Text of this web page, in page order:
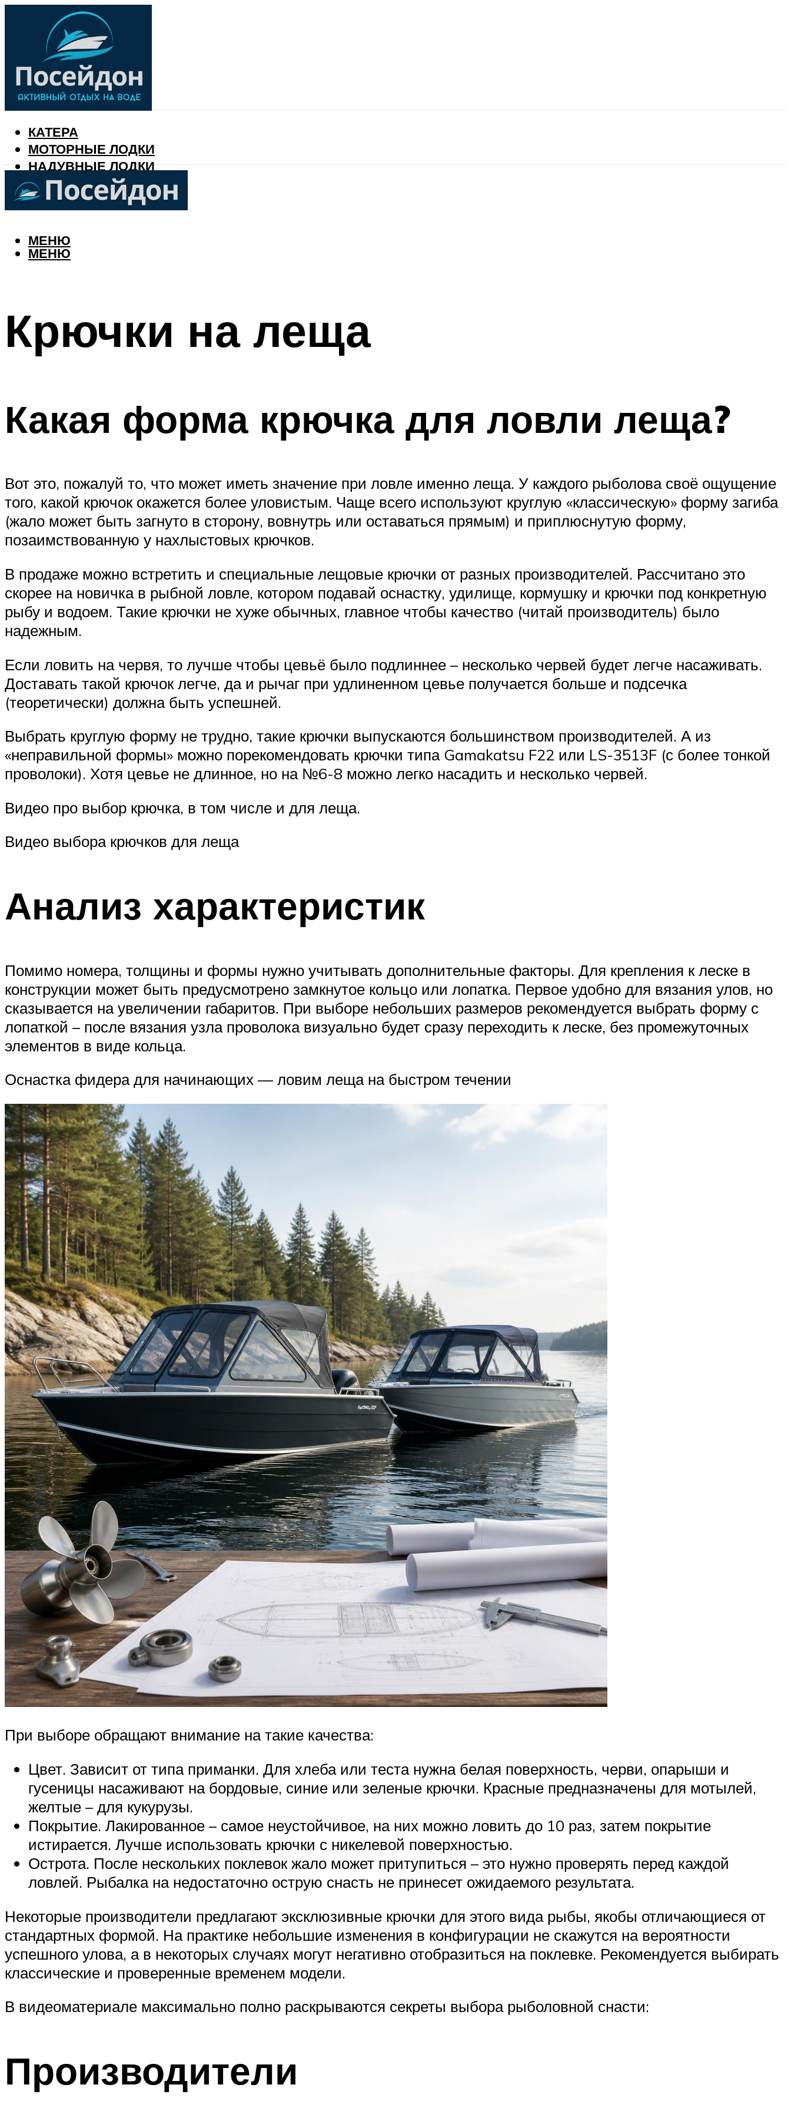
КАТЕРА
МОТОРНЫЕ ЛОДКИ
НАДУВНЫЕ ЛОДКИ
РЫБАЛКА
КАЛЕНДАРЬ РЫБАКА
МЕНЮ
МЕНЮ
Крючки на леща
Какая форма крючка для ловли леща?
Вот это, пожалуй то, что может иметь значение при ловле именно леща. У каждого рыболова своё ощущение
того, какой крючок окажется более уловистым. Чаще всего используют круглую «классическую» форму загиба
(жало может быть загнуто в сторону, вовнутрь или оставаться прямым) и приплюснутую форму,
позаимствованную у нахлыстовых крючков.
В продаже можно встретить и специальные лещовые крючки от разных производителей. Рассчитано это
скорее на новичка в рыбной ловле, котором подавай оснастку, удилище, кормушку и крючки под конкретную
рыбу и водоем. Такие крючки не хуже обычных, главное чтобы качество (читай производитель) было
надежным.
Если ловить на червя, то лучше чтобы цевьё было подлиннее – несколько червей будет легче насаживать.
Доставать такой крючок легче, да и рычаг при удлиненном цевье получается больше и подсечка
(теоретически) должна быть успешней.
Выбрать круглую форму не трудно, такие крючки выпускаются большинством производителей. А из
«неправильной формы» можно порекомендовать крючки типа Gamakatsu F22 или LS-3513F (с более тонкой
проволоки). Хотя цевье не длинное, но на №6-8 можно легко насадить и несколько червей.
Видео про выбор крючка, в том числе и для леща.
Видео выбора крючков для леща
Анализ характеристик
Помимо номера, толщины и формы нужно учитывать дополнительные факторы. Для крепления к леске в
конструкции может быть предусмотрено замкнутое кольцо или лопатка. Первое удобно для вязания улов, но
сказывается на увеличении габаритов. При выборе небольших размеров рекомендуется выбрать форму с
лопаткой – после вязания узла проволока визуально будет сразу переходить к леске, без промежуточных
элементов в виде кольца.
Оснастка фидера для начинающих — ловим леща на быстром течении
При выборе обращают внимание на такие качества:
Цвет. Зависит от типа приманки. Для хлеба или теста нужна белая поверхность, черви, опарыши и
гусеницы насаживают на бордовые, синие или зеленые крючки. Красные предназначены для мотылей,
желтые – для кукурузы.
Покрытие. Лакированное – самое неустойчивое, на них можно ловить до 10 раз, затем покрытие
истирается. Лучше использовать крючки с никелевой поверхностью.
Острота. После нескольких поклевок жало может притупиться – это нужно проверять перед каждой
ловлей. Рыбалка на недостаточно острую снасть не принесет ожидаемого результата.
Некоторые производители предлагают эксклюзивные крючки для этого вида рыбы, якобы отличающиеся от
стандартных формой. На практике небольшие изменения в конфигурации не скажутся на вероятности
успешного улова, а в некоторых случаях могут негативно отобразиться на поклевке. Рекомендуется выбирать
классические и проверенные временем модели.
В видеоматериале максимально полно раскрываются секреты выбора рыболовной снасти:
Производители